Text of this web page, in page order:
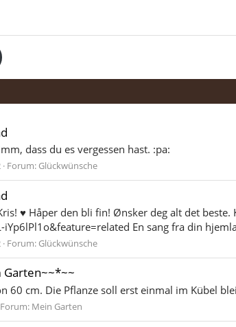
dass du es vergessen hast. :pa:
Forum: Glückwünsche
♥ Håper den bli fin! Ønsker deg alt det beste.
En sang fra din
Forum: Glückwünsche
Garten~~*~~
60 cm. Die Pflanze soll erst einmal im Kübel
Forum: Mein Garten